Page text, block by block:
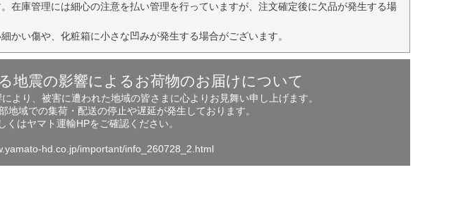
在庫管理には細心の注意を払い管理を行っていますが、注文確定後に欠品が発生する場
かい傷や、化粧箱に小さな凹みが発生する場合がございます。
地震の影響によるお荷物のお届けについて
より、被害に遭われた地域の皆さまに心よりお見舞い申し上げます。
地域での集荷・配送の停止や遅延が発生しております。
くはヤマト運輸HPをご確認ください。
hd.co.jp/important/info_260728_2.html